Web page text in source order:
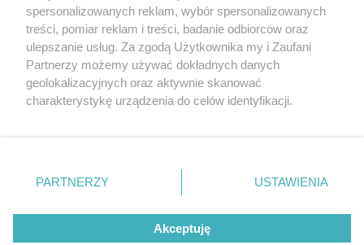
ścigane prawnie.
© 2026 Grupa ZPR Media
spersonalizowanych reklam, wybór spersonalizowanych
treści, pomiar reklam i treści, badanie odbiorców oraz
ulepszanie usług. Za zgodą Użytkownika my i Zaufani
Partnerzy możemy używać dokładnych danych
geolokalizacyjnych oraz aktywnie skanować
charakterystykę urządzenia do celów identyfikacji.
zmienić/wycofać klikając przycisk ustawień prywatności
znajdujący się w lewym dolnym rogu strony
rodzaje przetwarzania danych nie wymagają zgody
użytkownika, ale masz prawo sprzeciwić się takiemu
PARTNERZY USTAWIENIA
Akceptuję